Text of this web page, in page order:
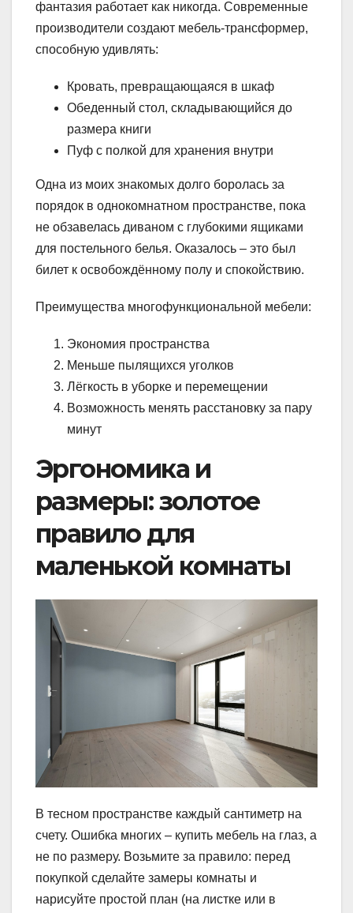
фантазия работает как никогда. Современные
производители создают мебель-трансформер,
способную удивлять:
Кровать, превращающаяся в шкаф
Обеденный стол, складывающийся до
размера книги
Пуф с полкой для хранения внутри
Одна из моих знакомых долго боролась за
порядок в однокомнатном пространстве, пока
не обзавелась диваном с глубокими ящиками
для постельного белья. Оказалось – это был
билет к освобождённому полу и спокойствию.
Преимущества многофункциональной мебели:
Экономия пространства
Меньше пылящихся уголков
Лёгкость в уборке и перемещении
Возможность менять расстановку за пару
минут
Эргономика и
размеры: золотое
правило для
маленькой комнаты
В тесном пространстве каждый сантиметр на
счету. Ошибка многих – купить мебель на глаз, а
не по размеру. Возьмите за правило: перед
покупкой сделайте замеры комнаты и
нарисуйте простой план (на листке или в